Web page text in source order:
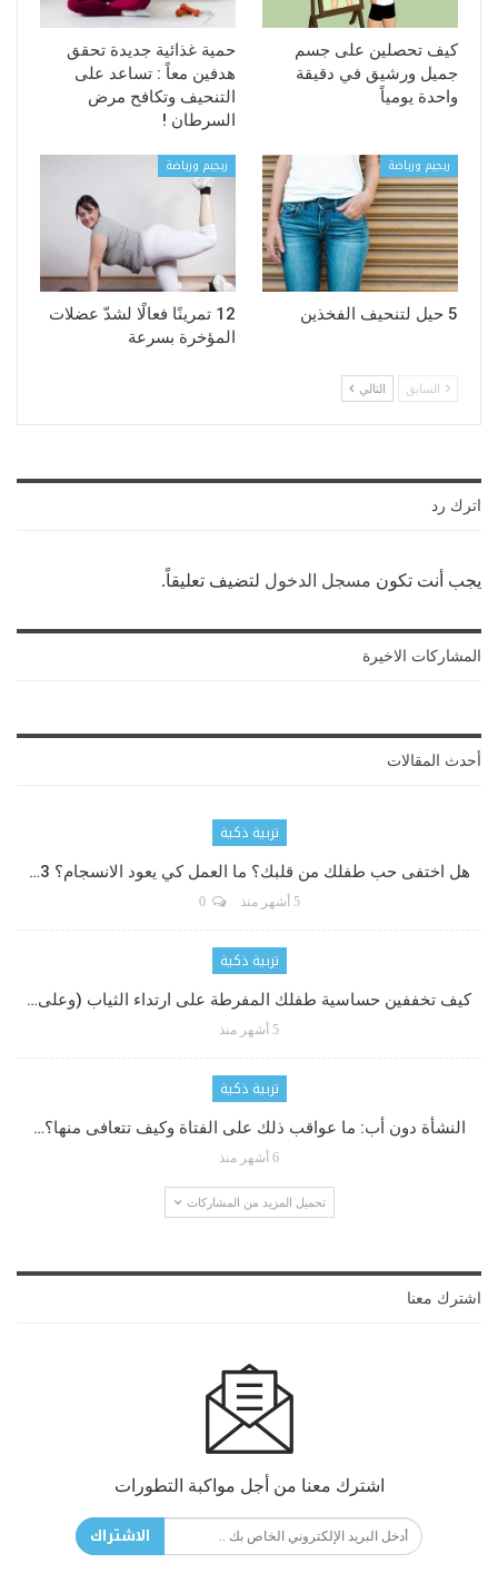
كيف تحصلين على جسم
جميل ورشيق في دقيقة
واحدة يومياً
حمية غذائية جديدة تحقق
هدفين معاً : تساعد على
التنحيف وتكافح مرض
السرطان !
ريجيم ورياضة
5 حيل لتنحيف الفخذين
ريجيم ورياضة
12 تمرينًا فعالًا لشدّ عضلات
المؤخرة بسرعة
السابق التالي
اترك رد
يجب أنت تكون مسجل الدخول لتضيف تعليقاً.
المشاركات الاخيرة
أحدث المقالات
تربية ذكية
هل اختفى حب طفلك من قلبك؟ ما العمل كي يعود الانسجام؟ 3…
5 أشهر منذ 0
تربية ذكية
كيف تخففين حساسية طفلك المفرطة على ارتداء الثياب (وعلى…
5 أشهر منذ
تربية ذكية
النشأة دون أب: ما عواقب ذلك على الفتاة وكيف تتعافى منها؟…
6 أشهر منذ
تحميل المزيد من المشاركات
اشترك معنا
اشترك معنا من أجل مواكبة التطورات
الاشتراك